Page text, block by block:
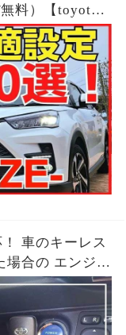
料）【toyota
タ三重
車のキーレス
場合の エンジン